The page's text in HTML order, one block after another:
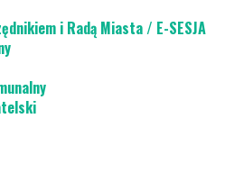
i Radą Miasta / E-SESJA